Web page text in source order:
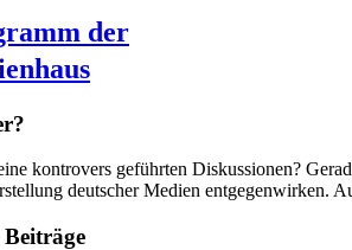
der
kontrovers geführten Diskussionen?
deutscher Medien entgegenwirken.
Beiträge